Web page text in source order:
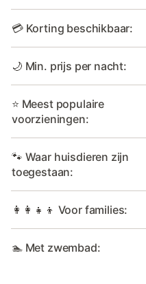
💳 Korting beschikbaar:
🌙 Min. prijs per nacht:
⭐ Meest populaire
voorzieningen:
🐾 Waar huisdieren zijn
toegestaan:
👩‍👩‍👧‍👦 Voor families:
🏊 Met zwembad: